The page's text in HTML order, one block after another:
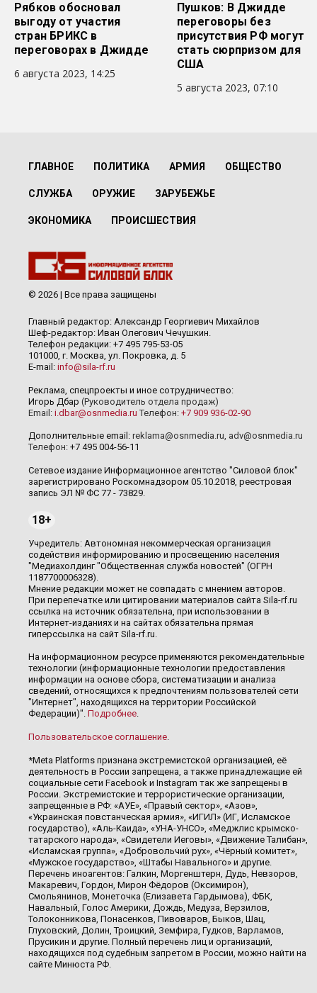
Рябков обосновал
выгоду от участия
стран БРИКС в
переговорах в Джидде
6 августа 2023, 14:25
Пушков: В Джидде
переговоры без
присутствия РФ могут
стать сюрпризом для
США
5 августа 2023, 07:10
ГЛАВНОЕ ПОЛИТИКА АРМИЯ ОБЩЕСТВО
СЛУЖБА ОРУЖИЕ ЗАРУБЕЖЬЕ
ЭКОНОМИКА ПРОИСШЕСТВИЯ
© 2026 | Все права защищены
Главный редактор: Александр Георгиевич Михайлов
Шеф-редактор: Иван Олегович Чечушкин.
Телефон редакции: +7 495 795-53-05
101000, г. Москва, ул. Покровка, д. 5
E-mail: info@sila-rf.ru
Реклама, спецпроекты и иное сотрудничество:
Игорь Дбар (Руководитель отдела продаж)
Email: i.dbar@osnmedia.ru Телефон: +7 909 936-02-90
Дополнительные email: reklama@osnmedia.ru, adv@osnmedia.ru
Телефон: +7 495 004-56-11
Сетевое издание Информационное агентство "Силовой блок"
зарегистрировано Роскомнадзором 05.10.2018, реестровая
запись ЭЛ № ФС 77 - 73829.
18+
Учредитель: Автономная некоммерческая организация
содействия информированию и просвещению населения
"Медиахолдинг "Общественная служба новостей" (ОГРН
1187700006328).
Мнение редакции может не совпадать с мнением авторов.
При перепечатке или цитировании материалов сайта Sila-rf.ru
ссылка на источник обязательна, при использовании в
Интернет-изданиях и на сайтах обязательна прямая
гиперссылка на сайт Sila-rf.ru.
На информационном ресурсе применяются рекомендательные
технологии (информационные технологии предоставления
информации на основе сбора, систематизации и анализа
сведений, относящихся к предпочтениям пользователей сети
"Интернет", находящихся на территории Российской
Федерации)". Подробнее.
Пользовательское соглашение.
*Meta Platforms признана экстремистской организацией, её
деятельность в России запрещена, а также принадлежащие ей
социальные сети Facebook и Instagram так же запрещены в
России. Экстремистские и террористические организации,
запрещенные в РФ: «АУЕ», «Правый сектор», «Азов»,
«Украинская повстанческая армия», «ИГИЛ» (ИГ, Исламское
государство), «Аль-Каида», «УНА-УНСО», «Меджлис крымско-
татарского народа», «Свидетели Иеговы», «Движение Талибан»,
«Исламская группа», «Добровольчий рух», «Чёрный комитет»,
«Мужское государство», «Штабы Навального» и другие.
Перечень иноагентов: Галкин, Моргенштерн, Дудь, Невзоров,
Макаревич, Гордон, Мирон Фёдоров (Оксимирон),
Смольянинов, Монеточка (Елизавета Гардымова), ФБК,
Навальный, Голос Америки, Дождь, Медуза, Верзилов,
Толоконникова, Понасенков, Пивоваров, Быков, Шац,
Глуховский, Долин, Троицкий, Земфира, Гудков, Варламов,
Прусикин и другие. Полный перечень лиц и организаций,
находящихся под судебным запретом в России, можно найти на
сайте Минюста РФ.